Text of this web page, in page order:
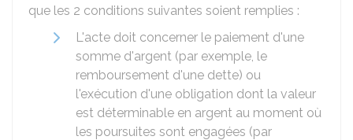
que les 2 conditions suivantes soient remplies :
L'acte doit concerner le paiement d'une
somme d'argent (par exemple, le
remboursement d'une dette) ou
l'exécution d'une obligation dont la valeur
est déterminable en argent au moment où
les poursuites sont engagées (par